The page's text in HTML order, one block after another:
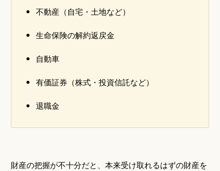
不動産（自宅・土地など）
生命保険の解約返戻金
自動車
有価証券（株式・投資信託など）
退職金
財産の把握が不十分だと、本来受け取れるはずの財産を